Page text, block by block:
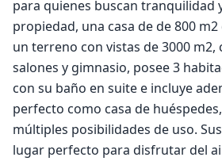
para quienes buscan tranquilidad
propiedad, una casa de de 800
un terreno con vistas de 3000 m2,
salones y gimnasio, posee 3
con su baño en suite e incluye
perfecto como casa de
múltiples posibilidades de uso.
lugar perfecto para disfrutar del